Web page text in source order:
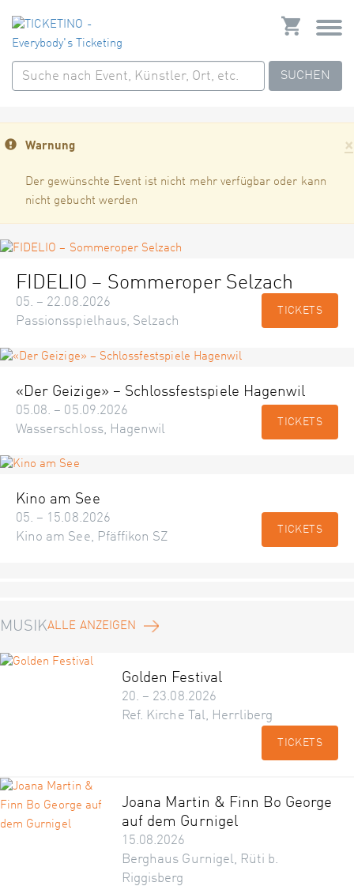
SUCHEN
×
Warnung
Der gewünschte Event ist nicht mehr verfügbar oder kann
nicht gebucht werden
FIDELIO – Sommeroper Selzach
05. – 22.08.2026
Passionsspielhaus, Selzach
TICKETS
«Der Geizige» – Schlossfestspiele Hagenwil
05.08. – 05.09.2026
Wasserschloss, Hagenwil
TICKETS
Kino am See
05. – 15.08.2026
Kino am See, Pfäffikon SZ
TICKETS
MUSIKALLE ANZEIGEN
Golden Festival
20. – 23.08.2026
Ref. Kirche Tal, Herrliberg
TICKETS
Joana Martin & Finn Bo George
auf dem Gurnigel
15.08.2026
Berghaus Gurnigel, Rüti b.
Riggisberg